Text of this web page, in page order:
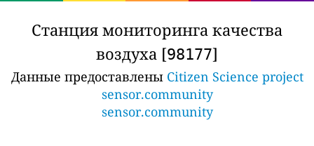
Станция мониторинга качества
воздуха [98177]
Данные предоставлены Citizen Science project
sensor.community
sensor.community